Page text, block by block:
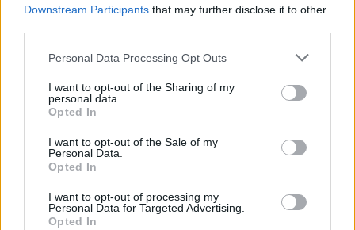
Downstream Participants that may further disclose it to other
Please note that this website/app uses one or more Google
not limited to your visit or usage behaviour. You may click to
grant or deny consent to Google and its third-party tags to
use your data for below specified purposes in below Google
consent section.
Personal Data Processing Opt Outs
I want to opt-out of the Sharing of my
personal data.
Opted In
I want to opt-out of the Sale of my
Personal Data.
Opted In
I want to opt-out of processing my
Personal Data for Targeted Advertising.
Opted In
Controlli rafforzati in Costa Smeralda, 20
arresti e 135 denunce
nuove aule nelle scuole di Olbia
Incidente sulla provinciale 125, paura tra Olbia e
Arzachena
Incidente sulla strada provinciale ad Arzachena,